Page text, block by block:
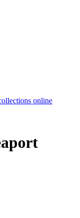
online